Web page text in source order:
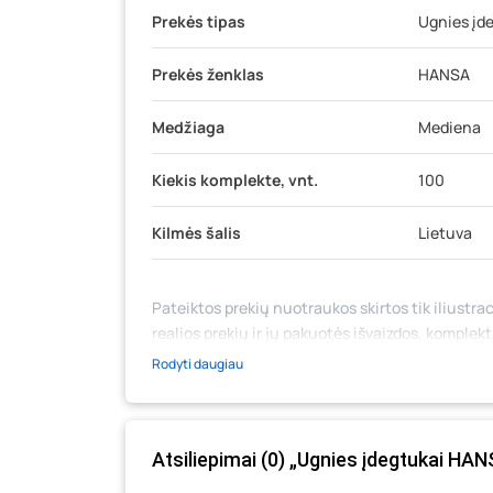
Prekės tipas Ugnies
Prekės ženklas HANSA
Medžiaga Mediena
Kiekis komplekte, vnt. 100
Kilmės šalis Lietuva
Pateiktos prekių nuotraukos skirtos tik
realios prekių ir jų pakuotės išvaizdos,
medžiaga su aprašymu) yra bendrinio
prašome vadovautis ta kaina, kuri galioja
Rodyti daugiau
Atsiliepimai (0) „Ugnies įdegtukai